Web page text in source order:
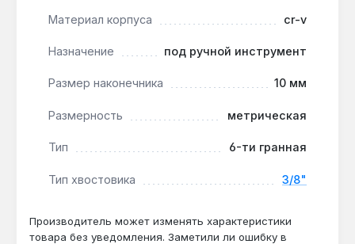
набора.
Производство — Тайвань:изготовлена на
стандартам ISO 9001, что гарантирует
Головка Toptul BAEE1210 применяется при ремонте
сантехнического оборудования. Для работы с
проникающую смазку и удлинитель для
увеличения рычага. Гарантия 1 год, доставка по
Материал корпуса cr-v
Назначение под ручной инструмент
Размер наконечника 10 мм
Размерность метрическая
Тип 6-ти гранная
Тип хвостовика 3/8"
Производитель может изменять характеристики
товара без уведомления. Заметили ли ошибку в